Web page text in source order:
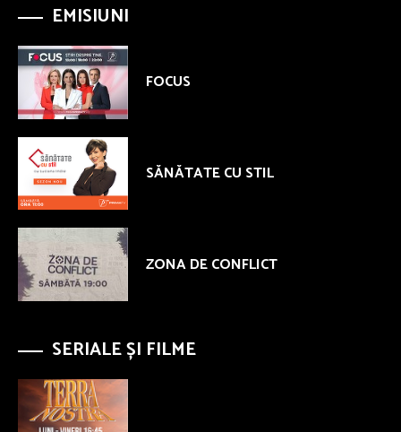
EMISIUNI
FOCUS
SĂNĂTATE CU STIL
ZONA DE CONFLICT
SERIALE ȘI FILME